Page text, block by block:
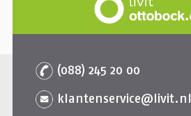
(088) 245 20 00
klantenservice@livit.nl